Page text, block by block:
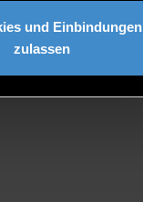
und Einbindungen
zulassen